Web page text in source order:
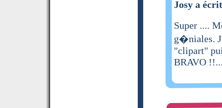
Josy a
Super ....
g�niales.
"clipart"
BRAVO